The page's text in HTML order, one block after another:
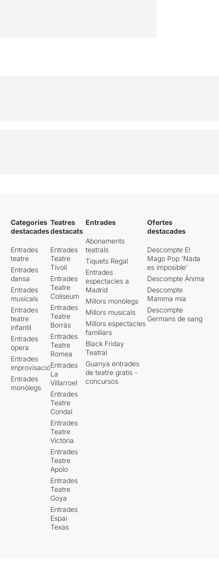
Categories
destacades
Entrades
teatre
Entrades
dansa
Entrades
musicals
Entrades
teatre
infantil
Entrades
òpera
Entrades
improvisació
Entrades
monòlegs
Teatres
destacats
Entrades
Teatre
Tívoli
Entrades
Teatre
Coliseum
Entrades
Teatre
Borràs
Entrades
Teatre
Romea
Entrades
La
Villarroel
Entrades
Teatre
Condal
Entrades
Teatre
Victòria
Entrades
Teatre
Apolo
Entrades
Teatre
Goya
Entrades
Espai
Texas
Entrades
Abonaments
teatrals
Tiquets Regal
Entrades
espectacles a
Madrid
Millors monòlegs
Millors musicals
Millors espectacles
familiars
Black Friday
Teatral
Guanya entrades
de teatre gratis -
concursos
Ofertes
destacades
Descompte El
Mago Pop 'Nada
es imposible'
Descompte Ànima
Descompte
Mamma mia
Descompte
Germans de sang